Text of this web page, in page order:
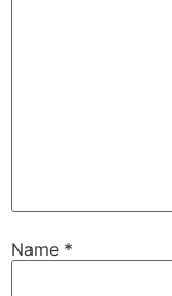
Name *